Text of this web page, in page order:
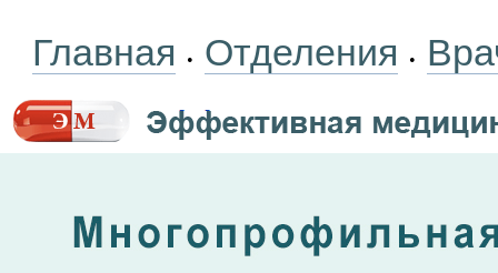
Главная • Отделения •